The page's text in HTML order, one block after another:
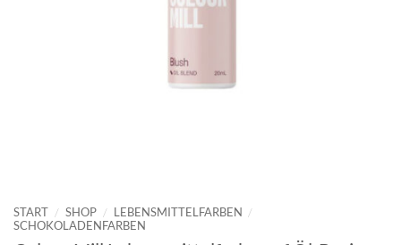
START / SHOP / LEBENSMITTELFARBEN /
SCHOKOLADENFARBEN